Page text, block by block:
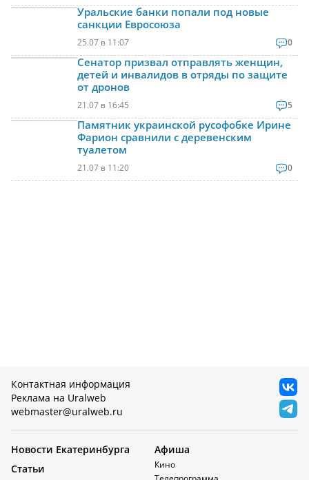
Уральские банки попали под новые
санкции Евросоюза
25.07 в 11:07 0
Сенатор призвал отправлять женщин,
детей и инвалидов в отряды по защите
от дронов
21.07 в 16:45 5
Памятник украинской русофобке Ирине
Фарион сравнили с деревенским
туалетом
21.07 в 11:20 0
Контактная информация
Реклама на Uralweb
webmaster@uralweb.ru
Новости Екатеринбурга
Статьи
Афиша
Кино